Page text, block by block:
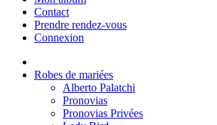
Contact
Prendre rendez-vous
Connexion
Robes de mariées
Alberto Palatchi
Pronovias
Pronovias Privées